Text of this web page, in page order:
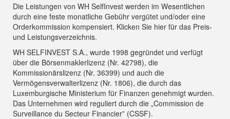
Die Leistungen von WH SelfInvest werden im Wesentlichen
durch eine feste monatliche Gebühr vergütet und/oder eine
Orderkommission kompensiert. Klicken Sie hier für das Preis-
und Leistungsverzeichnis.
WH SELFINVEST S.A., wurde 1998 gegründet und verfügt
über die Börsenmaklerlizenz (Nr. 42798), die
Kommissionärslizenz (Nr. 36399) und auch die
Vermögensverwalterlizenz (Nr. 1806), die durch das
Luxemburgische Ministerium für Finanzen genehmigt wurden.
Das Unternehmen wird reguliert durch die „Commission de
Surveillance du Secteur Financier” (CSSF).